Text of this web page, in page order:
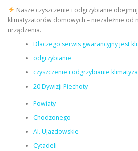
Nasze czyszczenie i odgrzybianie
klimatyzatorów domowych – niezależnie od
urządzenia.
Dlaczego serwis gwarancyjny jest
odgrzybianie
czyszczenie i odgrzybianie
20 Dywizji Piechoty
Powiaty
Chodzonego
Al. Ujazdowskie
Cytadeli